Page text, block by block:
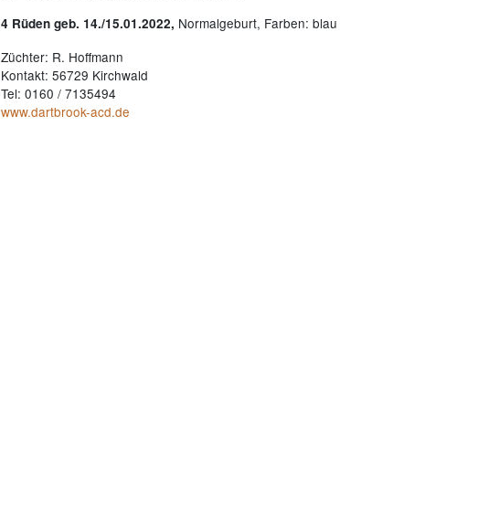
4 Rüden geb. 14./15.01.2022, Normalgeburt, Farben: blau
Züchter: R. Hoffmann
Kontakt: 56729 Kirchwald
Tel: 0160 / 7135494
www.dartbrook-acd.de